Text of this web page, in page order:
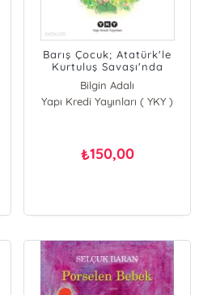
Barış Çocuk; Atatürk'le
Kurtuluş Savaşı'nda
Bilgin Adalı
Yapı Kredi Yayınları ( YKY )
₺150,00